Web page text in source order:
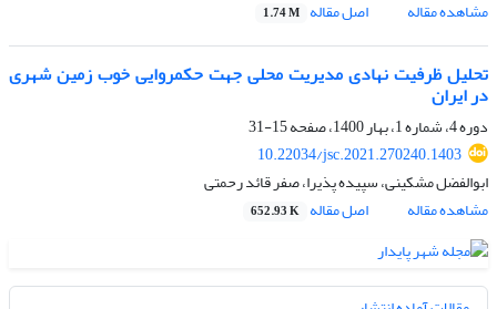
مشاهده مقاله
اصل مقاله 1.74 M
تحلیل ظرفیت نهادی مدیریت محلی جهت حکمروایی خوب زمین شهری
در ایران
دوره 4، شماره 1، بهار 1400، صفحه
15-31
10.22034/jsc.2021.270240.1403
ابوالفضل مشکینی، سپیده پذیرا، صفر قائد رحمتی
مشاهده مقاله
اصل مقاله 652.93 K